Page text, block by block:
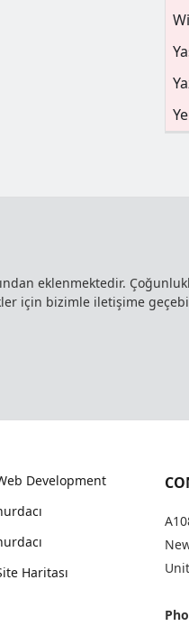
eklenmektedir.
için bizimle iletişime
Development
Haritası